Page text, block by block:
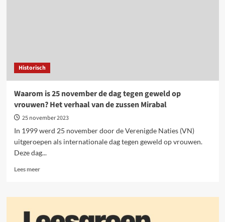
Historisch
Waarom is 25 november de dag tegen geweld op
vrouwen? Het verhaal van de zussen Mirabal
25 november 2023
In 1999 werd 25 november door de Verenigde Naties (VN)
uitgeroepen als internationale dag tegen geweld op vrouwen.
Deze dag...
Lees meerLees
Waarom
25